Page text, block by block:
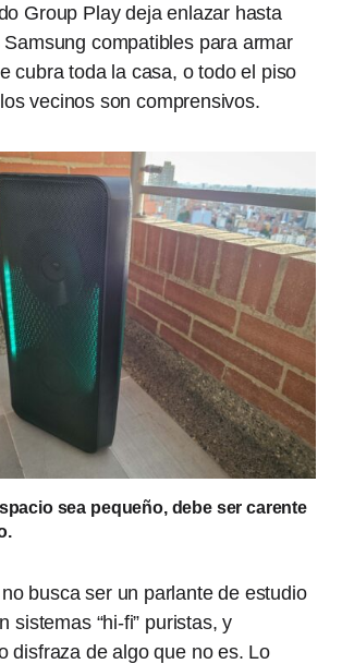
Group Play deja enlazar hasta
compatibles para armar
cubra toda la casa, o todo el piso
vecinos son comprensivos.
sea pequeño, debe ser carente
busca ser un parlante de estudio
sistemas “hi-fi” puristas, y
disfraza de algo que no es. Lo